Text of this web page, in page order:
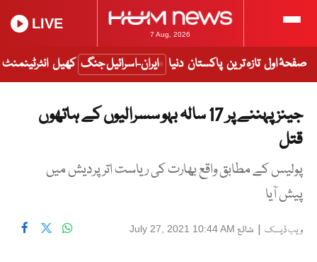
7 Aug, 2026
LIVE
صفحۂ اول تازہ ترین پاکستان دنیا ایران-اسرائیل جنگ کھیل انٹرٹینمنٹ
جینز پہننے پر 17 سالہ بہو سسرالیوں کے ہاتھوں
قتل
پولیس کے مطابق واقع بھارت کی ریاست اترپردیش میں
پیش آیا
ویب ڈیسک | شائع July 27, 2021 10:44 AM